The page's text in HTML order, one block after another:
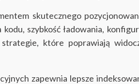
skutecznego
szybkość ładowania,
strategie, które poprawiają
zapewnia lepsze